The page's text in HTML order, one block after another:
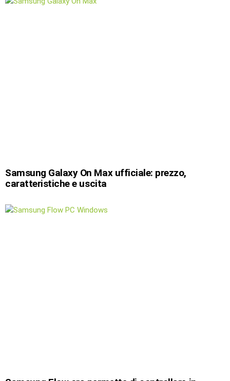
Samsung Galaxy On Max ufficiale: prezzo,
caratteristiche e uscita